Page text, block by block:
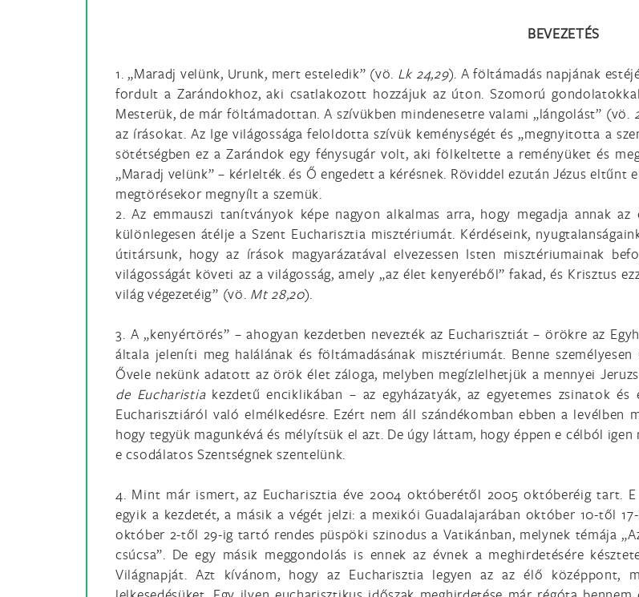
BEVEZETÉS
1. „Maradj velünk, Urunk, mert esteledik” (vö. Lk 24,29). A föltámadás napjának
fordult a Zarándokhoz, aki csatlakozott hozzájuk az úton. Szomorú
Mesterük, de már föltámadottan. A szívükben mindenesetre valami „lángolást” (vö.
az írásokat. Az Ige világossága feloldotta szívük keménységét és „megnyitotta a
sötétségben ez a Zarándok egy fénysugár volt, aki fölkeltette a reményüket és
„Maradj velünk” – kérlelték. és Ő engedett a kérésnek. Röviddel ezután Jézus
megtörésekor megnyílt a szemük.
2. Az emmauszi tanítványok képe nagyon alkalmas arra, hogy megadja annak
különlegesen átélje a Szent Eucharisztia misztériumát. Kérdéseink,
útitársunk, hogy az írások magyarázatával elvezessen Isten misztériumainak
világosságát követi az a világosság, amely „az élet kenyeréből” fakad, és Krisztus
világ végezetéig” (vö. Mt 28,20).
3. A „kenyértörés” – ahogyan kezdetben nevezték az Eucharisztiát – örökre az
általa jeleníti meg halálának és föltámadásának misztériumát. Benne
Ővele nekünk adatott az örök élet záloga, melyben megízlelhetjük a mennyei
de Eucharistia kezdetű enciklikában – az egyházatyák, az egyetemes zsinatok
Eucharisztiáról való elmélkedésre. Ezért nem áll szándékomban ebben a
hogy tegyük magunkévá és mélyítsük el azt. De úgy láttam, hogy éppen e célból
e csodálatos Szentségnek szentelünk.
4. Mint már ismert, az Eucharisztia éve 2004 októberétől 2005 októberéig tart.
egyik a kezdetét, a másik a végét jelzi: a mexikói Guadalajarában október 10-től
október 2-től 29-ig tartó rendes püspöki szinodus a Vatikánban, melynek témája
csúcsa”. De egy másik meggondolás is ennek az évnek a meghirdetésére
Világnapját. Azt kívánom, hogy az Eucharisztia legyen az az élő